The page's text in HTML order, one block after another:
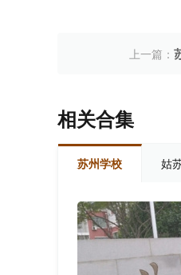
上一篇：
相关合集
苏州学校 姑